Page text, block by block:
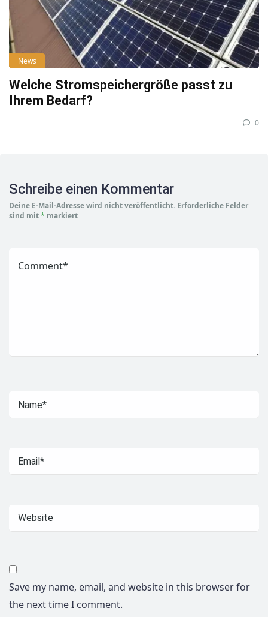
News
Welche Stromspeichergröße passt zu
Ihrem Bedarf?
0
Schreibe einen Kommentar
Deine E-Mail-Adresse wird nicht veröffentlicht. Erforderliche Felder
sind mit* markiert
Save my name, email, and website in this browser for
the next time I comment.